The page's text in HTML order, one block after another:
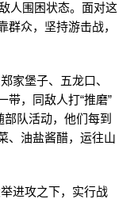
人围困状态。面对这
众，坚持游击战，
家堡子、五龙口、
带，同敌人打“推磨”
部队活动，他们每到
、油盐酱醋，运往山
进攻之下，实行战